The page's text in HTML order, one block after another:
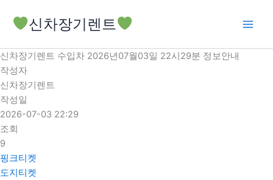
로
건
너
뛰
기
신차장기렌트
신차장기렌트 수입차 2026년07월03일 22시29분 정보안내
작성자
신차장기렌트
작성일
2026-07-03 22:29
조회
9
핑크티켓
도지티켓